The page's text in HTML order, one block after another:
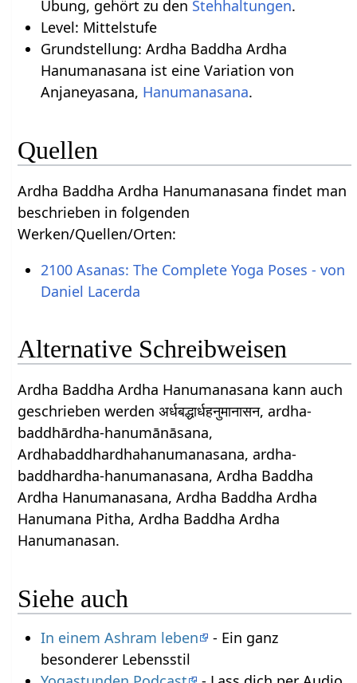
Übung, gehört zu den Stehhaltungen.
Level: Mittelstufe
Grundstellung: Ardha Baddha Ardha
Hanumanasana ist eine Variation von
Anjaneyasana, Hanumanasana.
Quellen
Ardha Baddha Ardha Hanumanasana findet man
beschrieben in folgenden
Werken/Quellen/Orten:
2100 Asanas: The Complete Yoga Poses - von
Daniel Lacerda
Alternative Schreibweisen
Ardha Baddha Ardha Hanumanasana kann auch
geschrieben werden अर्धबद्धार्धहनुमानासन, ardha-
baddhārdha-hanumānāsana,
Ardhabaddhardhahanumanasana, ardha-
baddhardha-hanumanasana, Ardha Baddha
Ardha Hanumanasana, Ardha Baddha Ardha
Hanumana Pitha, Ardha Baddha Ardha
Hanumanasan.
Siehe auch
In einem Ashram leben
- Ein ganz
besonderer Lebensstil